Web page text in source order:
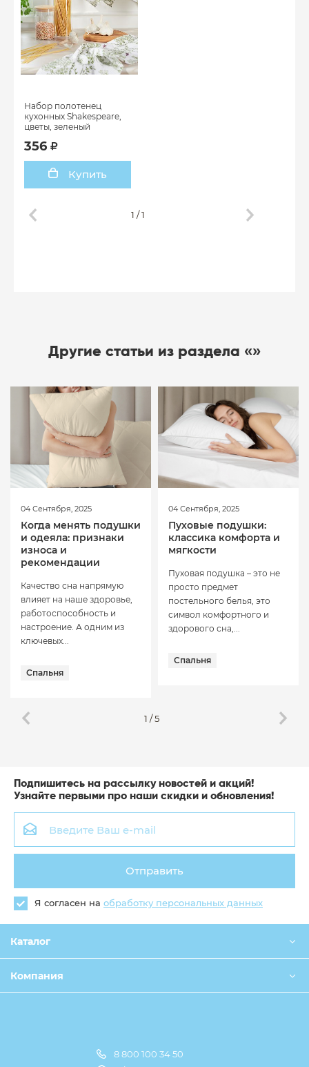
Набор полотенец
кухонных Shakespeare,
цветы, зеленый
356
Купить
1 /1
Другие статьи из раздела «»
04 Сентября, 2025
Когда менять подушки
и одеяла: признаки
износа и
рекомендации
Качество сна напрямую
влияет на наше здоровье,
работоспособность и
настроение. А одним из
ключевых...
Спальня
04 Сентября, 2025
Пуховые подушки:
классика комфорта и
мягкости
Пуховая подушка – это не
просто предмет
постельного белья, это
символ комфортного и
здорового сна,...
Спальня
1 /5
Подпишитесь на рассылку новостей и акций!
Узнайте первыми про наши скидки и обновления!
Отправить
Я согласен на обработку персональных данных
Каталог
Компания
8 800 100 34 50